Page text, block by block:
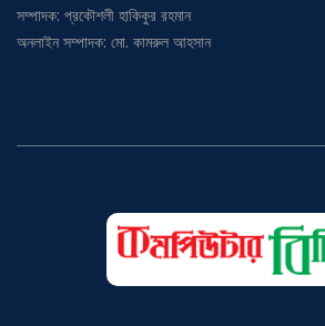
সম্পাদক: প্রকৌশলী হাকিকুর রহমান
অনলাইন সম্পাদক: মো. কামরুল আহসান